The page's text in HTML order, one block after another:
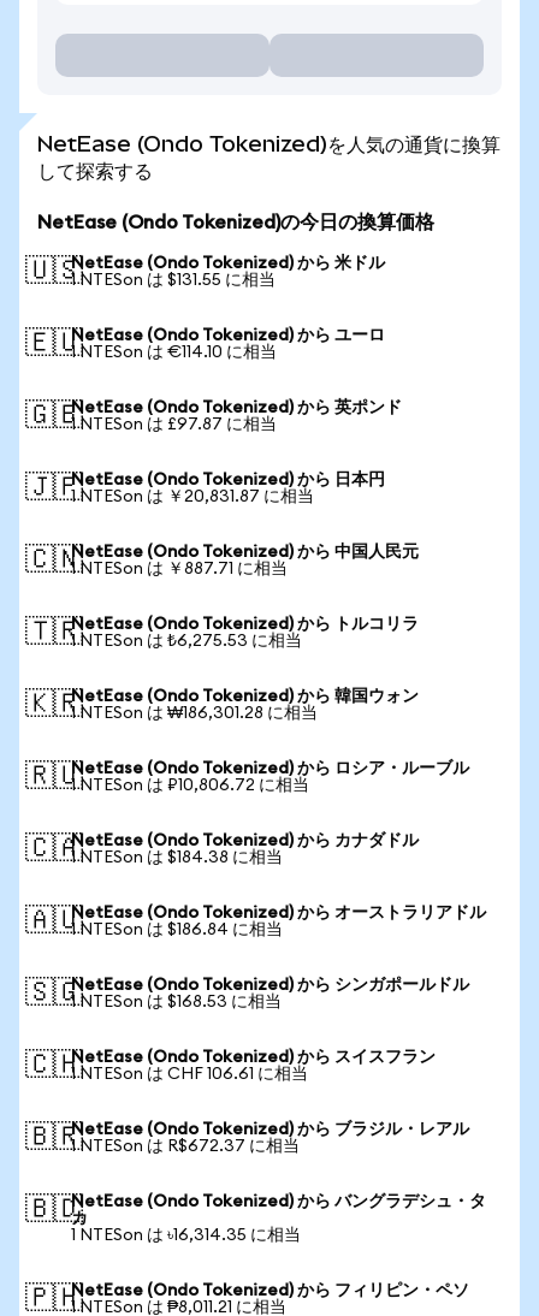
NetEase (Ondo Tokenized)を人気の通貨に換算
して探索する
NetEase (Ondo Tokenized)の今日の換算価格
🇺🇸NetEase (Ondo Tokenized) から 米ドル
1 NTESon は $131.55 に相当
🇪🇺NetEase (Ondo Tokenized) から ユーロ
1 NTESon は €114.10 に相当
🇬🇧NetEase (Ondo Tokenized) から 英ポンド
1 NTESon は £97.87 に相当
🇯🇵NetEase (Ondo Tokenized) から 日本円
1 NTESon は ￥20,831.87 に相当
🇨🇳NetEase (Ondo Tokenized) から 中国人民元
1 NTESon は ￥887.71 に相当
🇹🇷NetEase (Ondo Tokenized) から トルコリラ
1 NTESon は ₺6,275.53 に相当
🇰🇷NetEase (Ondo Tokenized) から 韓国ウォン
1 NTESon は ₩186,301.28 に相当
🇷🇺NetEase (Ondo Tokenized) から ロシア・ルーブル
1 NTESon は ₽10,806.72 に相当
🇨🇦NetEase (Ondo Tokenized) から カナダドル
1 NTESon は $184.38 に相当
🇦🇺NetEase (Ondo Tokenized) から オーストラリアドル
1 NTESon は $186.84 に相当
🇸🇬NetEase (Ondo Tokenized) から シンガポールドル
1 NTESon は $168.53 に相当
🇨🇭NetEase (Ondo Tokenized) から スイスフラン
1 NTESon は CHF 106.61 に相当
🇧🇷NetEase (Ondo Tokenized) から ブラジル・レアル
1 NTESon は R$672.37 に相当
🇧🇩NetEase (Ondo Tokenized) から バングラデシュ・タ
カ
1 NTESon は ৳16,314.35 に相当
🇵🇭NetEase (Ondo Tokenized) から フィリピン・ペソ
1 NTESon は ₱8,011.21 に相当